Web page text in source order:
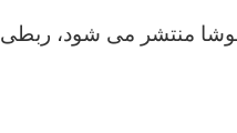
منتشر می شود، ربطی